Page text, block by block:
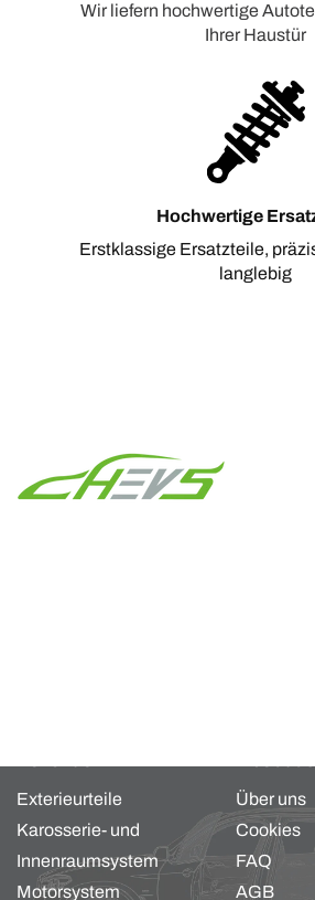
Wir liefern hochwertige
Ihrer Haustür
Hochwertige
Erstklassige Ersatzteile,
langlebig
Exterieurteile
Karosserie- und
Innenraumsystem
Motorsystem
Über uns
Cookies
FAQ
AGB